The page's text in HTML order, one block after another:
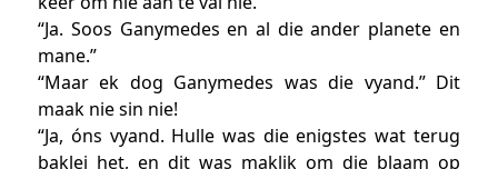
“Ja. Soos Ganymedes en al die ander planete en
mane.”
“Maar ek dog Ganymedes was die vyand.” Dit
maak nie sin nie!
“Ja, óns vyand. Hulle was die enigstes wat terug
baklei het, en dit was maklik om die blaam op